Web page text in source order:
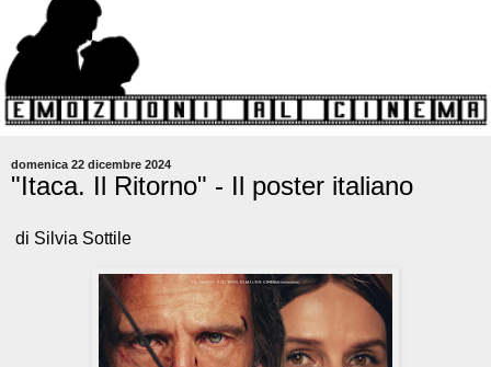
domenica 22 dicembre 2024
"Itaca. Il Ritorno" - Il poster italiano
di Silvia Sottile